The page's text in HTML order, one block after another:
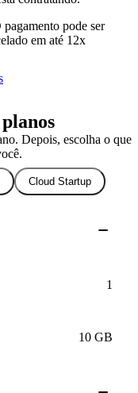
Depois, escolha o que
Cloud Startup
1
10 GB